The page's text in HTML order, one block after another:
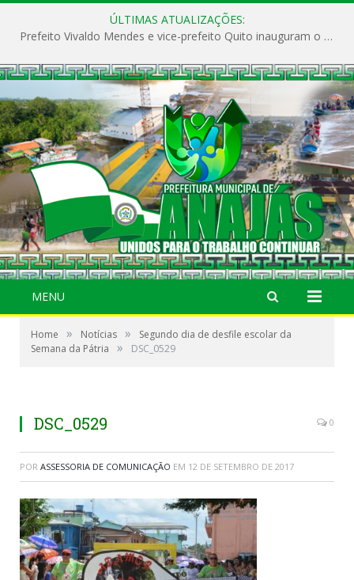
ÚLTIMAS ATUALIZAÇÕES:
Prefeito Vivaldo Mendes e vice-prefeito Quito inauguram o CAPS e fortalecem a saúde pública em Anajás.
MENU
Home » Notícias »
Segundo dia de desfile escolar da
Semana da Pátria
» DSC_0529
DSC_0529 0
POR ASSESSORIA DE COMUNICAÇÃO EM 12 DE SETEMBRO DE 2017